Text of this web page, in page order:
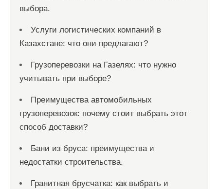
выбора.
Услуги логистических компаний в
Казахстане: что они предлагают?
Грузоперевозки на Газелях: что нужно
учитывать при выборе?
Преимущества автомобильных
грузоперевозок: почему стоит выбрать этот
способ доставки?
Бани из бруса: преимущества и
недостатки строительства.
Гранитная брусчатка: как выбрать и